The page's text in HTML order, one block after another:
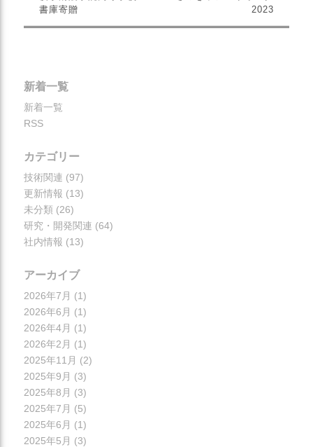
書庫寄贈
2023
新着一覧
新着一覧
RSS
カテゴリー
技術関連 (97)
更新情報 (13)
未分類 (26)
研究・開発関連 (64)
社内情報 (13)
アーカイブ
2026年7月 (1)
2026年6月 (1)
2026年4月 (1)
2026年2月 (1)
2025年11月 (2)
2025年9月 (3)
2025年8月 (3)
2025年7月 (5)
2025年6月 (1)
2025年5月 (3)